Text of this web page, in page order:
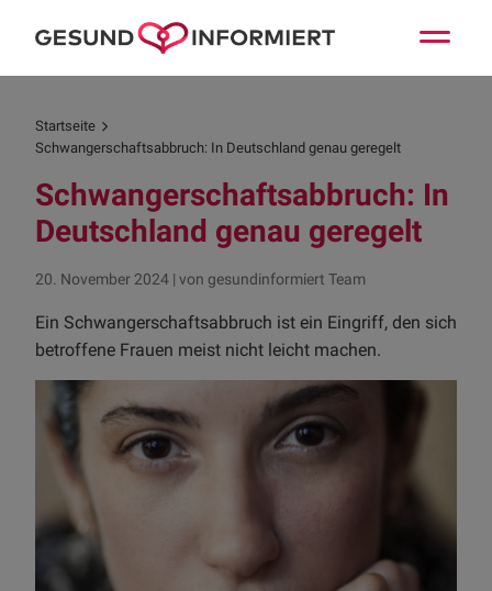
Startseite
Schwangerschaftsabbruch: In Deutschland genau geregelt
Schwangerschaftsabbruch: In
Deutschland genau geregelt
20. November 2024 | von gesundinformiert Team
Ein Schwangerschaftsabbruch ist ein Eingriff, den sich
betroffene Frauen meist nicht leicht machen.